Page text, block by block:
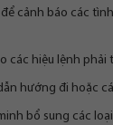
cảnh báo các
các hiệu lệnh phải
hướng đi hoặc
bổ sung các